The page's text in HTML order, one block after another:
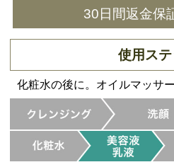
30日間返金保
使用ス
化粧水の後に。オイルマッサ